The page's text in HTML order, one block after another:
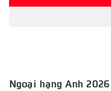
Ngoại hạng Anh 2026